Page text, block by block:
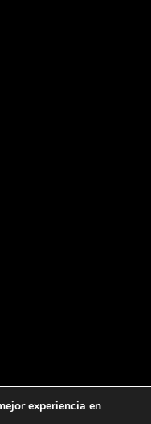
experiencia en